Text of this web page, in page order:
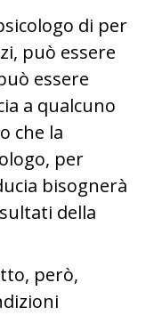
di per
può essere
essere
a qualcuno
che la
per
bisognerà
della
però,